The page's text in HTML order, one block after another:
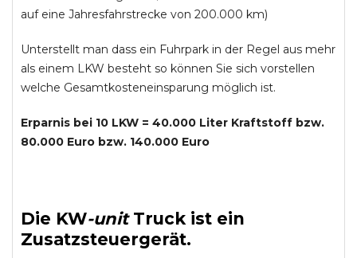
auf eine Jahresfahrstrecke von 200.000 km)
Unterstellt man dass ein Fuhrpark in der Regel aus mehr
als einem LKW besteht so können Sie sich vorstellen
welche Gesamtkosteneinsparung möglich ist.
Erparnis bei 10 LKW = 40.000 Liter Kraftstoff bzw.
80.000 Euro bzw. 140.000 Euro
Die KW-unit Truckist ein
Zusatzsteuergerät.